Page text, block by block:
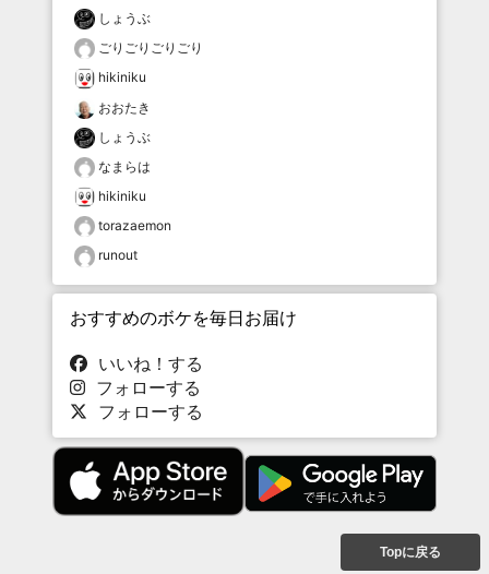
しょうぶ
ごりごりごりごり
hikiniku
おおたき
しょうぶ
なまらは
hikiniku
torazaemon
runout
おすすめのボケを毎日お届け
いいね！する
フォローする
フォローする
Topに戻る